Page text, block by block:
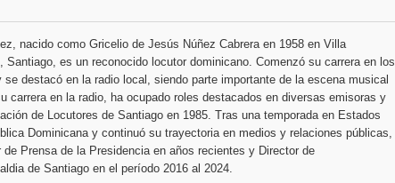
nacido como Gricelio de Jesús Núñez Cabrera en 1958 en Villa
Santiago, es un reconocido locutor dominicano. Comenzó su carrera en los
se destacó en la radio local, siendo parte importante de la escena musical
carrera en la radio, ha ocupado roles destacados en diversas emisoras y
de Locutores de Santiago en 1985. Tras una temporada en Estados
Dominicana y continuó su trayectoria en medios y relaciones públicas,
de Prensa de la Presidencia en años recientes y Director de
de Santiago en el período 2016 al 2024.